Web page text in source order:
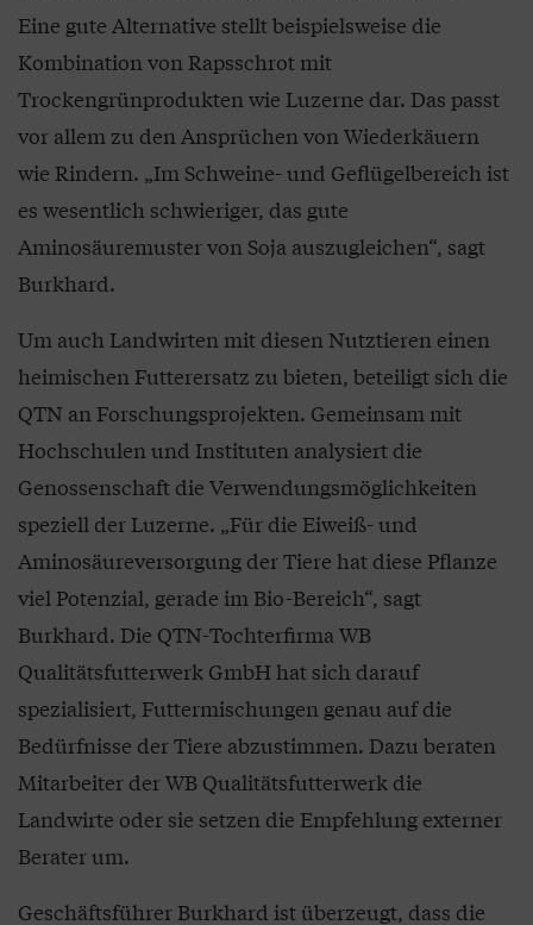
Eine gute Alternative stellt beispielsweise die
Kombination von Rapsschrot mit
Trockengrünprodukten wie Luzerne dar. Das passt
vor allem zu den Ansprüchen von Wiederkäuern
wie Rindern. „Im Schweine- und Geflügelbereich ist
es wesentlich schwieriger, das gute
Aminosäuremuster von Soja auszugleichen“, sagt
Burkhard.
Um auch Landwirten mit diesen Nutztieren einen
heimischen Futterersatz zu bieten, beteiligt sich die
QTN an Forschungsprojekten. Gemeinsam mit
Hochschulen und Instituten analysiert die
Genossenschaft die Verwendungsmöglichkeiten
speziell der Luzerne. „Für die Eiweiß- und
Aminosäureversorgung der Tiere hat diese Pflanze
viel Potenzial, gerade im Bio-Bereich“, sagt
Burkhard. Die QTN-Tochterfirma WB
Qualitätsfutterwerk GmbH hat sich darauf
spezialisiert, Futtermischungen genau auf die
Bedürfnisse der Tiere abzustimmen. Dazu beraten
Mitarbeiter der WB Qualitätsfutterwerk die
Landwirte oder sie setzen die Empfehlung externer
Berater um.
Geschäftsführer Burkhard ist überzeugt, dass die